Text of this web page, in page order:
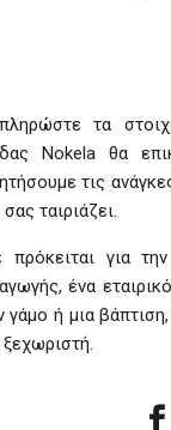
τα
Nokela θα
τις
ταιριάζει.
πρόκειται για
ένα
γάμο ή μια